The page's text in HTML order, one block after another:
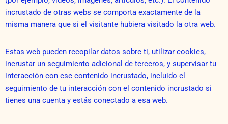
incrustado de otras webs se comporta exactamente de la
misma manera que si el visitante hubiera visitado la otra web.
Estas web pueden recopilar datos sobre ti, utilizar cookies,
incrustar un seguimiento adicional de terceros, y supervisar tu
interacción con ese contenido incrustado, incluido el
seguimiento de tu interacción con el contenido incrustado si
tienes una cuenta y estás conectado a esa web.